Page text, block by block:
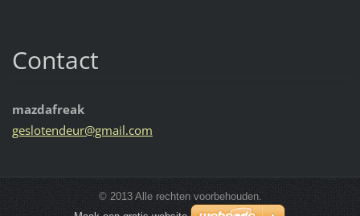
Contact
mazdafreak
geslotendeur@gmail.com
© 2013 Alle rechten voorbehouden.